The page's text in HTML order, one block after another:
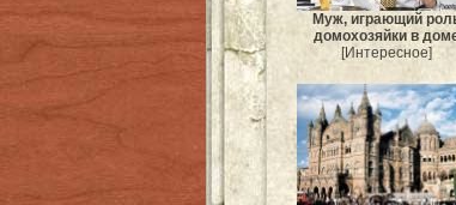
Муж, играющий
домохозяйки в
[Интересное]